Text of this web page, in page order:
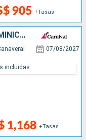
905 +Tasas
ESTADOS UNIDOS, REPÚBLICA DOMINICANA, PUERTO RICO, SAN MARTÍN, BAHAMAS
07/08/2027
1,168 +Tasas
incluidas